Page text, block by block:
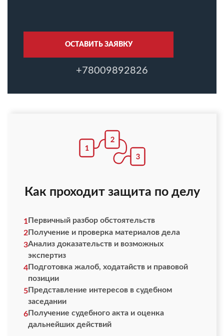
ОСТАВИТЬ ЗАЯВКУ
+78009892826
Как проходит защита по делу
1Первичный разбор обстоятельств
2Получение и проверка материалов дела
3Анализ доказательств и возможных
экспертиз
4Подготовка жалоб, ходатайств и правовой
позиции
5Представление интересов в судебном
заседании
6Получение судебного акта и оценка
дальнейших действий